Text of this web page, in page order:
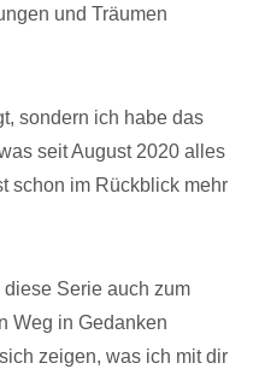
und Träumen
sondern ich habe das
seit August 2020 alles
schon im Rückblick mehr
Serie auch zum
Weg in Gedanken
zeigen, was ich mit dir